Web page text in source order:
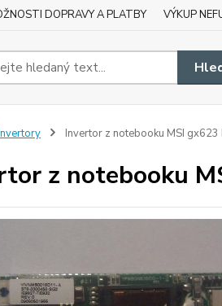
DOPRAVY A PLATBY VÝKUP
Invertor z notebooku MSI
z notebooku